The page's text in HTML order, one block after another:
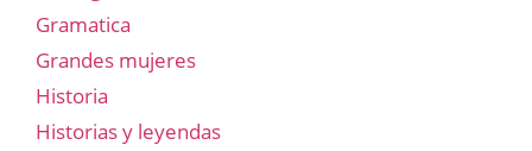
Gramatica
Grandes mujeres
Historia
Historias y leyendas